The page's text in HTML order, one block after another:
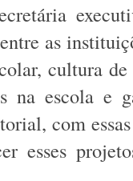
as
cultura
na escola e
com
esses